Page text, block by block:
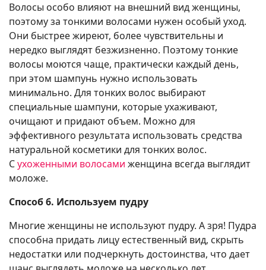
Волосы особо влияют на внешний вид женщины,
поэтому за тонкими волосами нужен особый уход.
Они быстрее жиреют, более чувствительны и
нередко выглядят безжизненно. Поэтому тонкие
волосы моются чаще, практически каждый день,
при этом шампунь нужно использовать
минимально. Для тонких волос выбирают
специальные шампуни, которые ухаживают,
очищают и придают объем. Можно для
эффективного результата использовать средства
натуральной косметики для тонких волос.
Сухоженными волосами женщина всегда выглядит
моложе.
Способ 6. Используем пудру
Многие женщины не используют пудру. А зря! Пудра
способна придать лицу естественный вид, скрыть
недостатки или подчеркнуть достоинства, что дает